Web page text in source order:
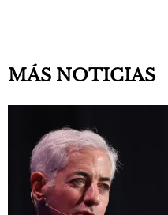
MÁS NOTICIAS